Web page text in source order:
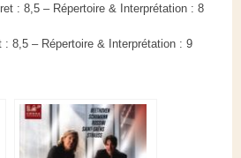
: 8,5 – Répertoire & Interprétation : 8
: 8,5 – Répertoire & Interprétation : 9